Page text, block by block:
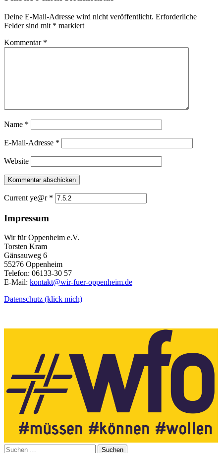
Deine E-Mail-Adresse wird nicht veröffentlicht. Erforderliche
Felder sind mit * markiert
Kommentar *
Name *
E-Mail-Adresse *
Website
Current ye@r *
Impressum
Wir für Oppenheim e.V.
Torsten Kram
Gänsauweg 6
55276 Oppenheim
Telefon: 06133-30 57
E-Mail: kontakt@wir-fuer-oppenheim.de
Datenschutz (klick mich)
Suchen